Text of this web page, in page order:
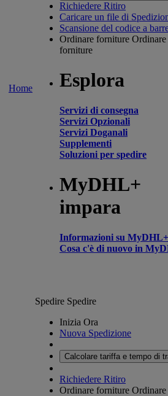
Home
Richiedere Ritiro
Caricare un file di
Scansione del codice a
Ordinare forniture Ordinare
forniture
Esplora
Servizi di consegna
Servizi Opzionali
Servizi Doganali
Supplementi
Soluzioni per spedire
MyDHL+
impara
Informazioni su MyDHL+
Cosa c'è di nuovo in
Spedire Spedire
Inizia Ora
Nuova Spedizione
Calcolare tariffa e tempo di
Richiedere Ritiro
Ordinare forniture